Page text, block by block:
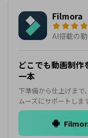
Filmora
AI搭載の
どこでも動画制作
一本
下準備から仕上げまで
ムーズにサポートしま